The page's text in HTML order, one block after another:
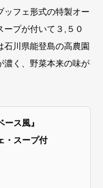
ッフェ形式の特製オー
ープが付いて３,５０
石川県能登島の高農園
濃く、野菜本来の味が
ス風』
・スープ付